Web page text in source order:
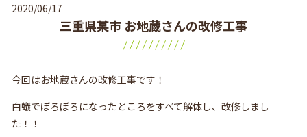
2020/06/17
三重県某市 お地蔵さんの改修工事
今回はお地蔵さんの改修工事です！
白蟻でぼろぼろになったところをすべて解体し、改修しまし
た！！